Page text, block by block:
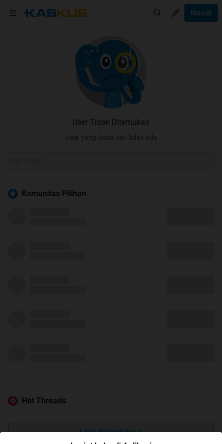
Masuk
User Tidak Ditemukan
User yang Anda cari tidak ada
Komunitas Pilihan
Hot Threads
Lihat Selengkapnya